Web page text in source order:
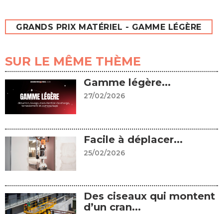
GRANDS PRIX MATÉRIEL - GAMME LÉGÈRE
SUR LE MÊME THÈME
Gamme légère...
27/02/2026
Facile à déplacer...
25/02/2026
Des ciseaux qui montent
d’un cran...